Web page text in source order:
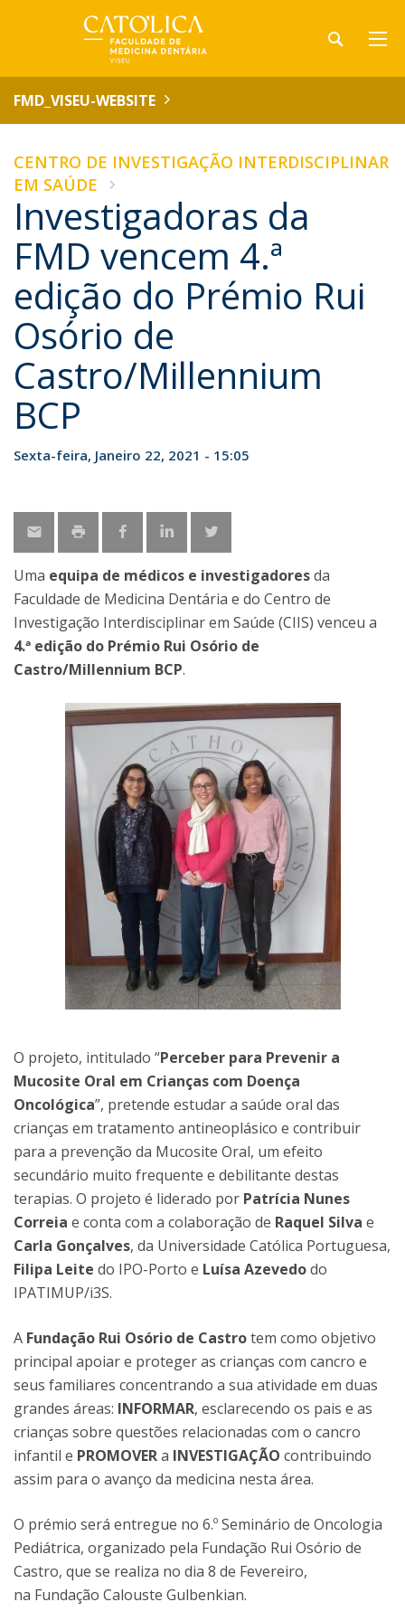
FMD_VISEU-WEBSITE
CENTRO DE INVESTIGAÇÃO INTERDISCIPLINAR
EM SAÚDE
Investigadoras da
FMD vencem 4.ª
edição do Prémio Rui
Osório de
Castro/Millennium
BCP
Sexta-feira, Janeiro 22, 2021 - 15:05
Uma equipa de médicos e investigadoresda
Faculdade de Medicina Dentária e do Centro de
Investigação Interdisciplinar em Saúde (CIIS) venceu a
4.ª edição do Prémio Rui Osório de
Castro/Millennium BCP.
O projeto, intitulado “Perceber para Prevenir a
Mucosite Oral em Crianças com Doença
Oncológica”, pretende estudar a saúde oral das
crianças em tratamento antineoplásico e contribuir
para a prevenção da Mucosite Oral, um efeito
secundário muito frequente e debilitante destas
terapias. O projeto é liderado por Patrícia Nunes
Correia e conta com a colaboração de Raquel Silva e
Carla Gonçalves, da Universidade Católica Portuguesa,
Filipa Leite do IPO-Porto e Luísa Azevedodo
IPATIMUP/i3S.
A Fundação Rui Osório de Castrotem como objetivo
principal apoiar e proteger as crianças com cancro e
seus familiares concentrando a sua atividade em duas
grandes áreas: INFORMAR, esclarecendo os pais e as
crianças sobre questões relacionadas com o cancro
infantil e PROMOVERa INVESTIGAÇÃO contribuindo
assim para o avanço da medicina nesta área.
O prémio será entregue no 6.º Seminário de Oncologia
Pediátrica, organizado pela Fundação Rui Osório de
Castro, que se realiza no dia 8 de Fevereiro,
na Fundação Calouste Gulbenkian.